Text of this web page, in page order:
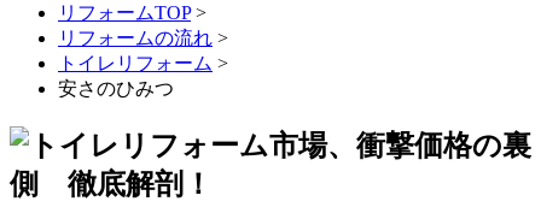
リフォームTOP>
リフォームの流れ >
トイレリフォーム >
安さのひみつ